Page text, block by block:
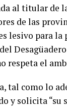
al titular de
de las
lesivo para
respeta el
tal como lo
y solicita